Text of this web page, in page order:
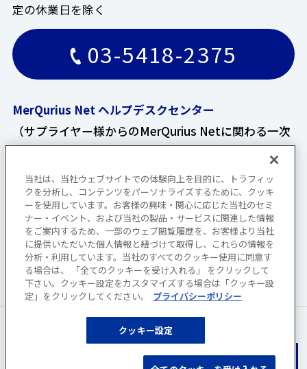
定の休業日を除く
03-5418-2375
MerQurius Net ヘルプデスクセンター
（サプライヤー様からのMerQurius Netに関わる一次
受付時間 9時～17時 土曜・日曜・祝日、当社指定の
休業日を除く
0570-003-214
このサイトに記載されている
社名・商品名は各社の商標または登録商標です。
商品内容については、予告なく変更する場合があります。
当社は、当社ウェブサイトでの体験向上を目的に、トラフィッ
クを分析し、コンテンツをパーソナライズするために、クッキ
ーを使用しています。お客様の興味・関心に応じた当社のセミ
ナー・イベント、および当社の製品・サービスに関連した情報
をご案内するため、一部のウェブ閲覧履歴を、お客様より当社
に提供いただいた個人情報と紐づけて取得し、これらの情報を
分析・利用しています。当社のすべてのクッキー使用に同意す
る場合は、 「全てのクッキーを受け入れる」 をクリックして
下さい。クッキー設定をカスタマイズする場合は「クッキー設
定」をクリックしてください。
プライバシーポリシー
クッキー設定